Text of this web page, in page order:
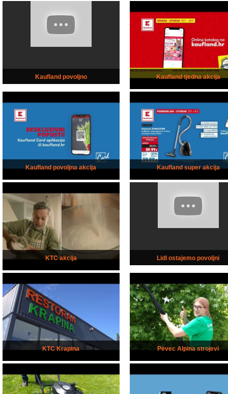
Kaufland povoljno Kaufland tjedna akcija
Kaufland povoljna akcija Kaufland super akcija
KTC akcija Lidl ostajemo povoljni
KTC Krapina Pevec Alpina strojevi